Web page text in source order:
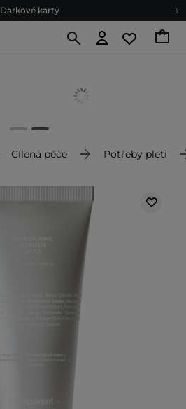
Darkové karty
Cílená péče Potřeby pleti